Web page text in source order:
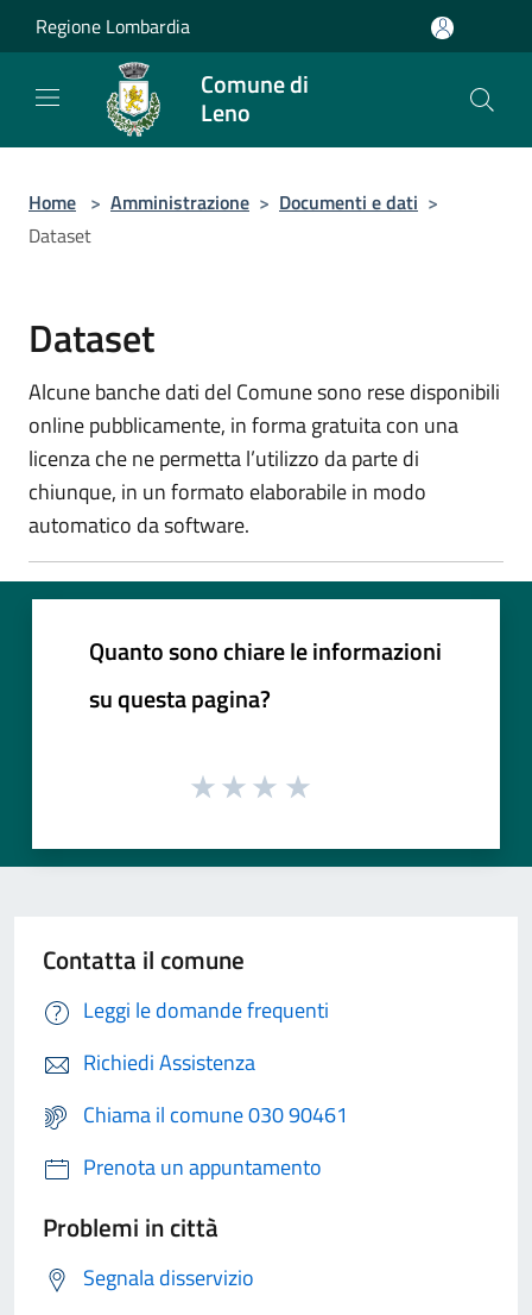
Salta al contenuto principale
Regione Lombardia
Comune di
Leno
Home > Amministrazione > Documenti e dati >
Dataset
Dataset
Alcune banche dati del Comune sono rese disponibili
online pubblicamente, in forma gratuita con una
licenza che ne permetta l’utilizzo da parte di
chiunque, in un formato elaborabile in modo
automatico da software.
Quanto sono chiare le informazioni
su questa pagina?
Contatta il comune
Leggi le domande frequenti
Richiedi Assistenza
Chiama il comune 030 90461
Prenota un appuntamento
Problemi in città
Segnala disservizio